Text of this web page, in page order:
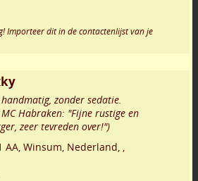
Importeer dit in de contactenlijst van je
zonder sedatie.
Habraken: "Fijne rustige en
zeer tevreden over!")
AA Winsum Nederland,